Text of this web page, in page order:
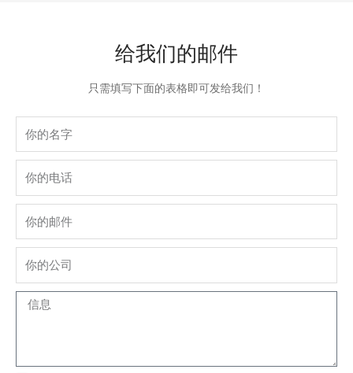
给我们的邮件
只需填写下面的表格即可发给我们！
Message